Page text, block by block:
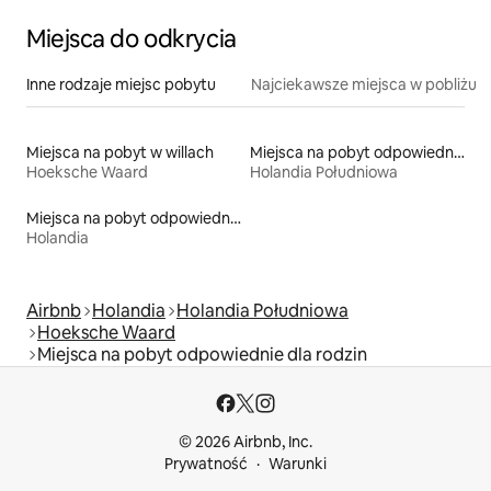
Miejsca do odkrycia
Inne rodzaje miejsc pobytu Najciekawsze miejsca w pobliżu
Miejsca na pobyt w willach
Hoeksche Waard
Miejsca na pobyt odpowiednie dla rodzin
Holandia Południowa
Miejsca na pobyt odpowiednie dla rodzin
Holandia
Airbnb Holandia Holandia Południowa
Hoeksche Waard
Miejsca na pobyt odpowiednie dla rodzin
© 2026 Airbnb, Inc.
Prywatność
Warunki